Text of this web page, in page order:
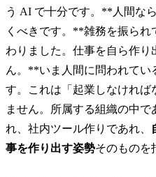
う AI で十分です。**人間な
くべきです。**雑務を振ら
わりました。仕事を自ら作
ん。**いま人間に問われてい
す。これは「起業しなければ
ません。所属する組織の中
れ、社内ツール作りであれ、
事を作り出す姿勢そのものを